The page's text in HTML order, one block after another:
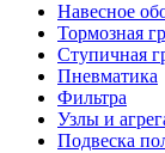
Навесное
Тормозная
Ступичная
Пневматика
Фильтра
Узлы и
Подвеска